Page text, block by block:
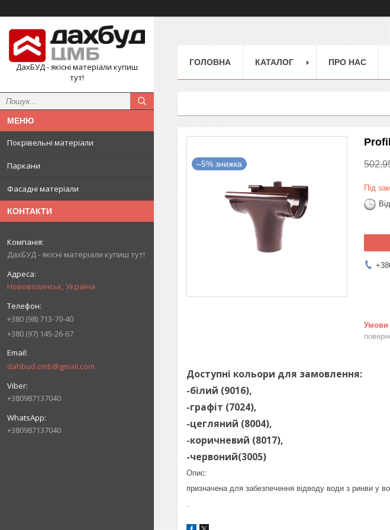
ДахБУД - якісні матеріали купиш
тут!
Покрівельні матеріали
Паркани
Фасадні матеріали
КОНТАКТИ
ДахБУД - якісні матеріали купиш тут!
Нововолинськ, Україна
+380 (98) 713-70-40
+380 (97) 145-26-67
dahbud.cmb@gmail.com
+380987137040
+380987137040
ГОЛОВНА КАТАЛОГ ПРО НАС
–5%
Під
Доступні кольори для замовлення:
-білий (9016),
-графіт (7024),
-цегляний (8004),
-коричневий (8017),
-червоний(3005)
Опис:
призначена для забезпечення відводу води з ринви у